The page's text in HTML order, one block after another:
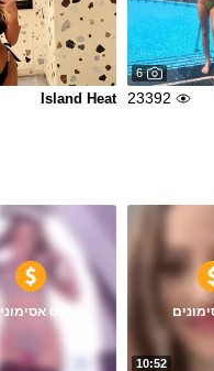
6
23392
Island Heat
10:52
666 אסימונים